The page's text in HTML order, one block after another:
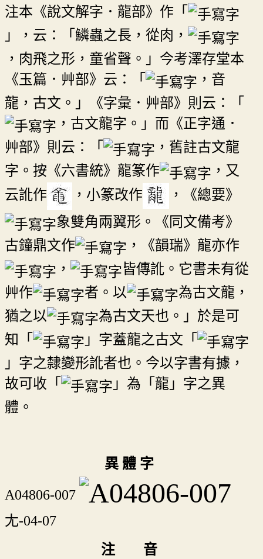
注本《說文解字．龍部》作「
」，云：「鱗蟲之長，從肉，
，肉飛之形，童省聲。」今考澤存堂本
《玉篇．艸部》云：「
，音
龍，古文。」《字彙．艸部》則云：「
，古文龍字。」而《正字通．
艸部》則云：「
，舊註古文龍
字。按《六書統》龍篆作
，又
云訛作
，小篆改作
，《總要》
象雙角兩翼形。《同文備考》
古鐘鼎文作
，《韻瑞》龍亦作
，
皆傳訛。它書未有從
艸作
者。以
為古文龍，
猶之以
為古文天也。」於是可
知「
」字蓋龍之古文「
」字之隸變形訛者也。今以字書有據，
故可收「
」為「龍」字之異
體。
異 體 字
A04806-007
尢-04-07
注 音